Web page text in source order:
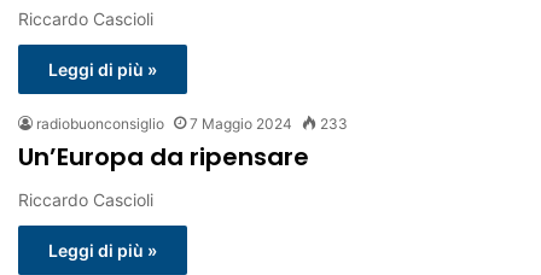
Riccardo Cascioli
Leggi di più »
radiobuonconsiglio 7 Maggio 2024 233
Un’Europa da ripensare
Riccardo Cascioli
Leggi di più »